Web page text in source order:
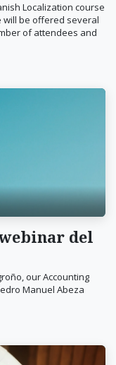
Localization course
will be offered several
of attendees and
del
our Accounting
Manuel Abeza